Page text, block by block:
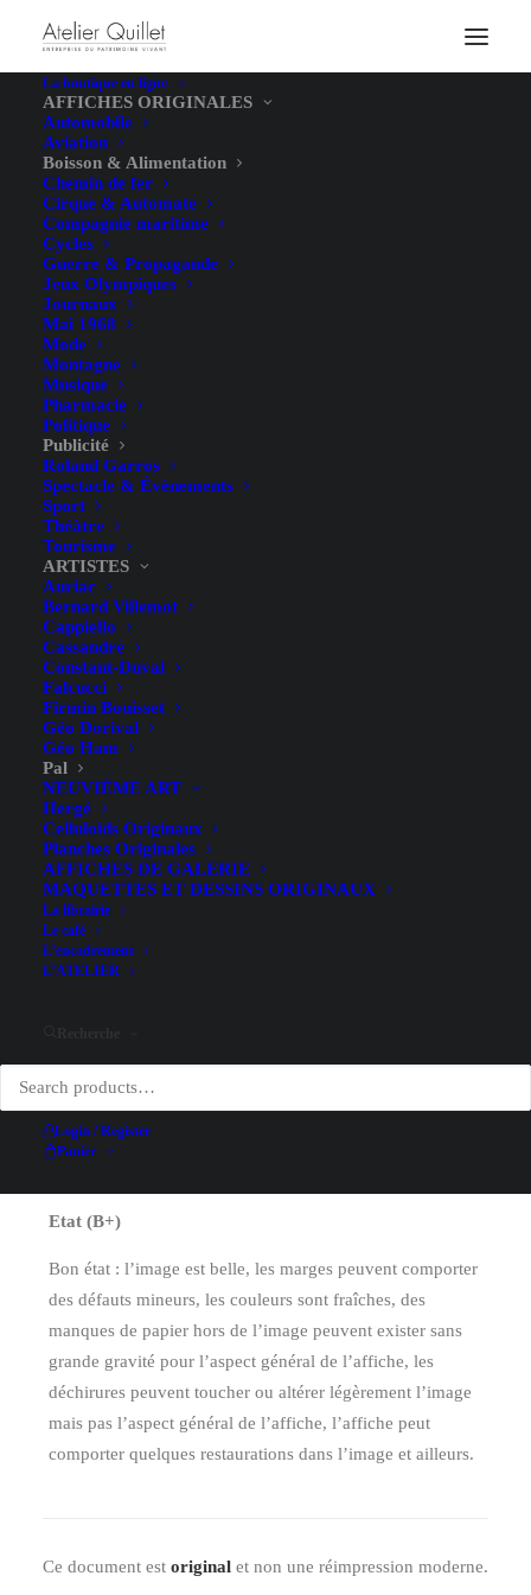
La boutique en ligne
AFFICHES ORIGINALES
Automobile
Aviation
Boisson & Alimentation
Chemin de fer
Cirque & Automate
Compagnie maritime
Cycles
Guerre & Propagande
Jeux Olympiques
Journaux
Mai 1968
Mode
Montagne
Musique
Pharmacie
Politique
Publicité
Roland Garros
Spectacle & Évènements
Sport
Théâtre
Tourisme
ARTISTES
Auriac
Bernard Villemot
Cappiello
Cassandre
Constant-Duval
Falcucci
Firmin Bouisset
Géo Dorival
Géo Ham
Pal
NEUVIÈME ART
Hergé
Celluloïds Originaux
Planches Originales
AFFICHES DE GALERIE
MAQUETTES ET DESSINS ORIGINAUX
La librairie
Le café
L’encadrement
L’ATELIER
Login / Register
Panier
Abricotine – Jean de
Paléologue (PAL) – 1897
Illustrateur
Date
1897
Conditionnement
Etat (B+)
Bon état : l’image est belle, les marges peuvent comporter
des défauts mineurs, les couleurs sont fraîches, des
manques de papier hors de l’image peuvent exister sans
grande gravité pour l’aspect général de l’affiche, les
déchirures peuvent toucher ou altérer légèrement l’image
mais pas l’aspect général de l’affiche, l’affiche peut
comporter quelques restaurations dans l’image et ailleurs.
Ce document est original et non une réimpression moderne.